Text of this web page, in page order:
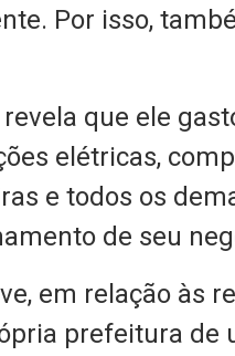
Por isso,
que ele
elétricas,
e todos os
de seu
em relação às
prefeitura de